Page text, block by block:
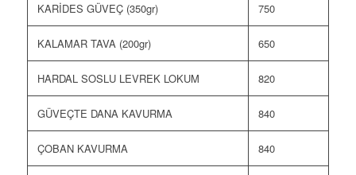
KARİDES GÜVEÇ (350gr) 750
KALAMAR TAVA (200gr) 650
HARDAL SOSLU LEVREK LOKUM 820
GÜVEÇTE DANA KAVURMA 840
ÇOBAN KAVURMA 840